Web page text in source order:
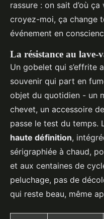
rassure : on sait d’où
croyez-moi, ça change
événement en
La résistance au lave-
Un gobelet qui s’effrite
souvenir qui part en
objet du quotidien - un
chevet, un accessoire
passe le test du temps.
haute définition,
sérigraphiée à chaud,
et aux centaines de
peluchage, pas de
qui reste beau, même